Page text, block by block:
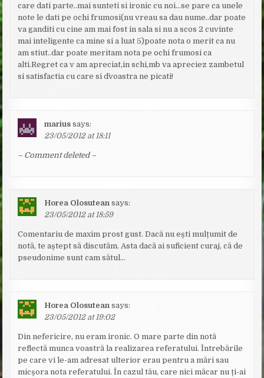
care dati parte..mai sunteti si ironic cu noi…se pare ca unele
note le dati pe ochi frumosi(nu vreau sa dau nume..dar poate
va ganditi cu cine am mai fost in sala si nu a scos 2 cuvinte
mai inteligente ca mine si a luat 5)poate nota o merit ca nu
am stiut..dar poate meritam nota pe ochi frumosi ca
alti.Regret ca v am apreciat,in schi,mb va apreciez zambetul
si satisfactia cu care si d`voastra ne picati!
marius says:
23/05/2012 at 18:11
– Comment deleted –
Horea Olosutean says:
23/05/2012 at 18:59
Comentariu de maxim prost gust. Dacă nu ești mulțumit de
notă, te aștept să discutăm. Asta dacă ai suficient curaj, că de
pseudonime sunt cam sătul…
Horea Olosutean says:
23/05/2012 at 19:02
Din nefericire, nu eram ironic. O mare parte din notă
reflectă munca voastră la realizarea referatului. Întrebările
pe care vi le-am adresat ulterior erau pentru a mări sau
micșora nota referatului. În cazul tău, care nici măcar nu ți-ai